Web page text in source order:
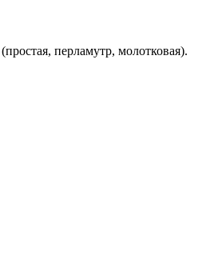
перламутр, молотковая).